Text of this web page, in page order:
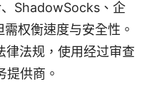
ShadowSocks、企
权衡速度与安全性。
律法规，使用经过审查
提供商。